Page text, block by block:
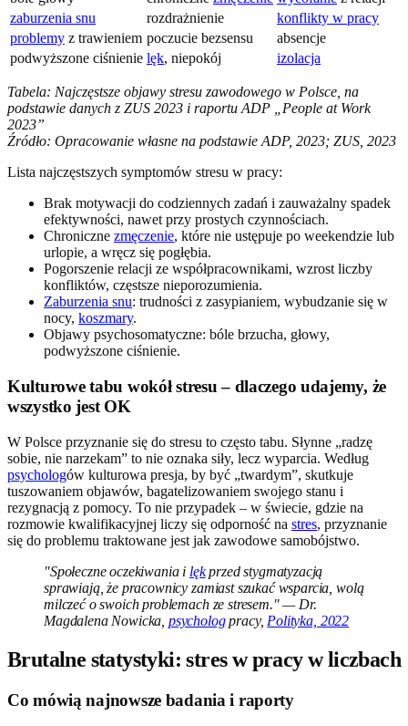
zaburzenia snu
rozdrażnienie
konflikty w pracy
problemy z trawieniem poczucie bezsensu
absencje
podwyższone ciśnienie lęk, niepokój izolacja
Tabela: Najczęstsze objawy stresu zawodowego w Polsce, na
podstawie danych z ZUS 2023 i raportu ADP „People at Work
2023”
Źródło: Opracowanie własne na podstawie ADP, 2023; ZUS, 2023
Lista najczęstszych symptomów stresu w pracy:
Brak motywacji do codziennych zadań i zauważalny spadek
efektywności, nawet przy prostych czynnościach.
Chroniczne zmęczenie, które nie ustępuje po weekendzie lub
urlopie, a wręcz się pogłębia.
Pogorszenie relacji ze współpracownikami, wzrost liczby
konfliktów, częstsze nieporozumienia.
Zaburzenia snu: trudności z zasypianiem, wybudzanie się w
nocy, koszmary.
Objawy psychosomatyczne: bóle brzucha, głowy,
podwyższone ciśnienie.
Kulturowe tabu wokół stresu – dlaczego udajemy, że
wszystko jest OK
W Polsce przyznanie się do stresu to często tabu. Słynne „radzę
sobie, nie narzekam” to nie oznaka siły, lecz wyparcia. Według
psychologów kulturowa presja, by być „twardym”, skutkuje
tuszowaniem objawów, bagatelizowaniem swojego stanu i
rezygnacją z pomocy. To nie przypadek – w świecie, gdzie na
rozmowie kwalifikacyjnej liczy się odporność na stres, przyznanie
się do problemu traktowane jest jak zawodowe samobójstwo.
"Społeczne oczekiwania i lękprzed stygmatyzacją
sprawiają, że pracownicy zamiast szukać wsparcia, wolą
milczeć o swoich problemach ze stresem." — Dr.
Magdalena Nowicka, psychologpracy, Polityka, 2022
Brutalne statystyki: stres w pracy w liczbach
Co mówią najnowsze badania i raporty